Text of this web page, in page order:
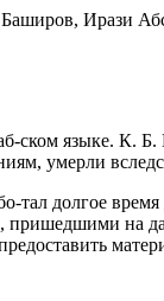
Ирази
ском языке. К.
умерли
долгое
пришедшими на